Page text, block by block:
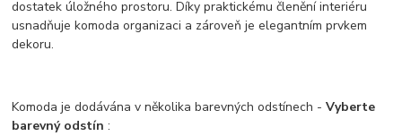
dostatek úložného prostoru. Díky praktickému členění interiéru
usnadňuje komoda organizaci a zároveň je elegantním prvkem
dekoru.
Komoda je dodávána v několika barevných odstínech -Vyberte
barevný odstín :